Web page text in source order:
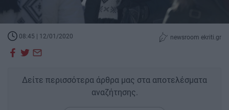
08:45 | 12/01/2020 newsroom ekriti.gr
Δείτε περισσότερα άρθρα μας στα αποτελέσματα
αναζήτησης.